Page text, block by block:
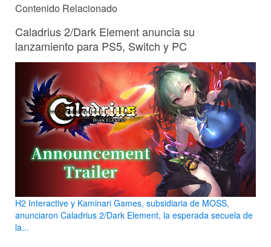
Contenido Relacionado
Caladrius 2/Dark Element anuncia su
lanzamiento para PS5, Switch y PC
H2 Interactive y Kaminari Games, subsidiaria de MOSS,
anunciaron Caladrius 2/Dark Element, la esperada secuela de
la...